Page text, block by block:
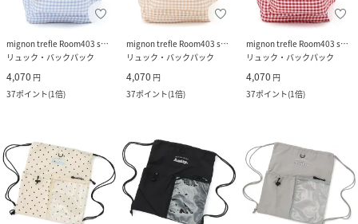
mignon trefle Room403 selected
リュック・バックパック
4,070 円
37ポイント(1倍)
mignon trefle Room403 selected
リュック・バックパック
4,070 円
37ポイント(1倍)
mignon trefle Room403 selected
リュック・バックパック
4,070 円
37ポイント(1倍)